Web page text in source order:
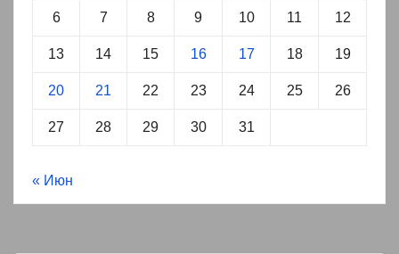
6 7 8 9 10 11 12
13 14 15 16 17 18 19
20 21 22 23 24 25 26
27 28 29 30 31
« Июн